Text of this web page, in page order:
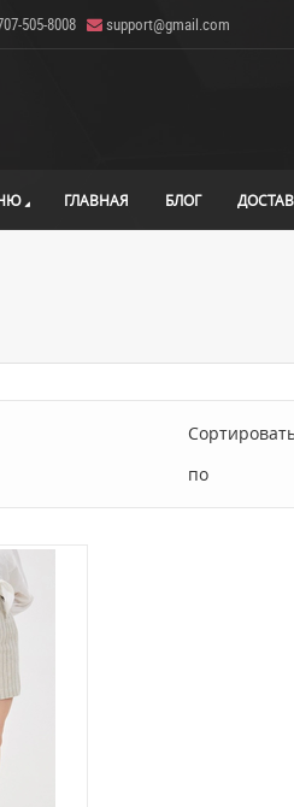
505-8008 support@gmail.com
ГЛАВНАЯ БЛОГ
по